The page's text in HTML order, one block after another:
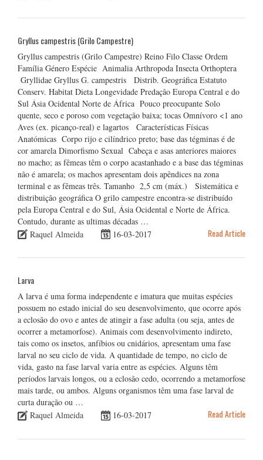
Gryllus campestris (Grilo Campestre)
Gryllus campestris (Grilo Campestre) Reino Filo Classe Ordem
Família Género Espécie Animalia Arthropoda Insecta Orthoptera
Gryllidae Gryllus G. campestris Distrib. Geográfica Estatuto
Conserv. Habitat Dieta Longevidade Predação Europa Central e do
Sul Ásia Ocidental Norte de África Pouco preocupante Solo
quente, seco e poroso com vegetação baixa; tocas Omnívoro <1 ano
Aves (ex. picanço-real) e lagartos Características Físicas
Anatómicas Corpo rijo e cilíndrico preto; base das tégminas é de
cor amarela Dimorfismo Sexual Cabeça e asas anteriores maiores
no macho; as fêmeas têm o corpo acastanhado e a base das tégminas
não é amarela; os machos apresentam dois apêndices na zona
terminal e as fêmeas três. Tamanho 2,5 cm (máx.) Sistemática e
distribuição geográfica O grilo campestre encontra-se distribuído
pela Europa Central e do Sul, Ásia Ocidental e Norte de África.
Contudo, durante as ultimas décadas …
Raquel Almeida
16-03-2017 Read Article
Larva
A larva é uma forma independente e imatura que muitas espécies
possuem no estado inicial do seu desenvolvimento, que ocorre após
a eclosão do ovo e antes de atingir a fase adulta (ou seja, antes de
ocorrer a metamorfose). Animais com desenvolvimento indireto,
tais como os insetos, anfíbios ou cnidários, apresentam uma fase
larval no seu ciclo de vida. A quantidade de tempo, no ciclo de
vida, gasto na fase larval varia entre as espécies. Alguns têm
períodos larvais longos, ou a eclosão cedo, ocorrendo a metamorfose
mais tarde, ou ambos. Alguns organismos têm uma fase larval de
curta duração ou …
Raquel Almeida
16-03-2017 Read Article